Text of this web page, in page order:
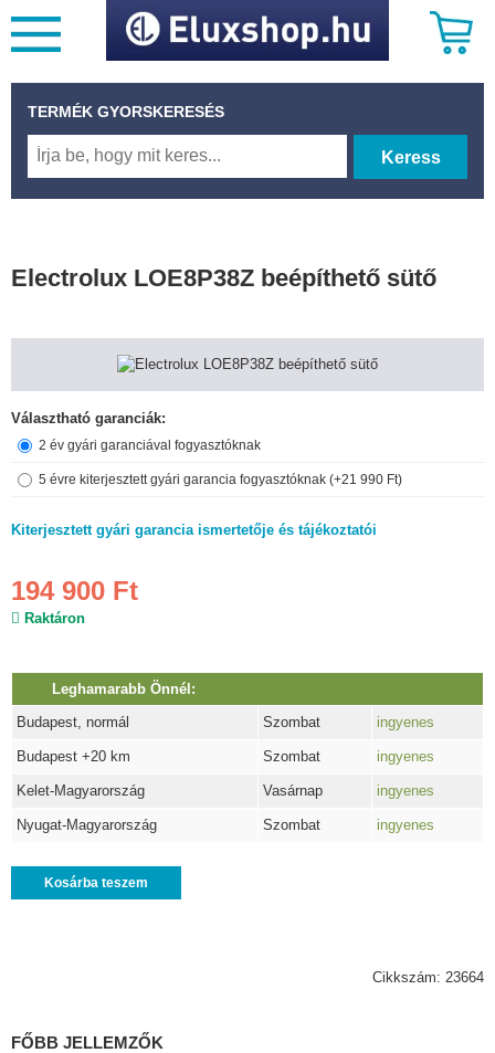
TERMÉK GYORSKERESÉS
Keress
Electrolux LOE8P38Z beépíthető sütő
Választható garanciák:
2 év gyári garanciával fogyasztóknak
5 évre kiterjesztett gyári garancia fogyasztóknak (+21 990 Ft)
Kiterjesztett gyári garancia ismertetője és tájékoztatói
194 900 Ft
Raktáron
Leghamarabb Önnél:
Budapest, normál
Szombat ingyenes
Budapest +20 km Szombat ingyenes
Kelet-Magyarország Vasárnap ingyenes
Nyugat-Magyarország Szombat ingyenes
Kosárba teszem
Cikkszám: 23664
FŐBB JELLEMZŐK